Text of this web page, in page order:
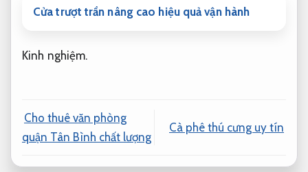
Cửa trượt trần nâng cao hiệu quả vận hành
Kinh nghiệm.
Cho thuê văn phòng
quận Tân Bình chất lượng
Cà phê thú cưng uy tín